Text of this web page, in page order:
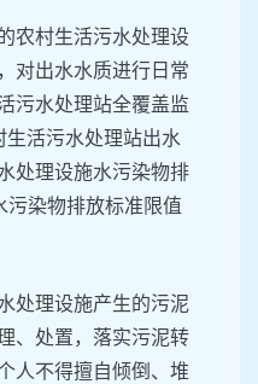
农村生活污水处理设
对出水水质进行日常
污水处理站全覆盖监
活污水处理站出水
处理设施水污染物排
污染物排放标准限值
处理设施产生的污泥
、处置，落实污泥转
人不得擅自倾倒、堆